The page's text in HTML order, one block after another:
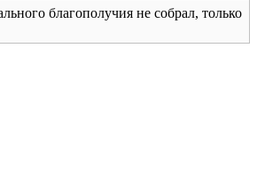
благополучия не собрал, только